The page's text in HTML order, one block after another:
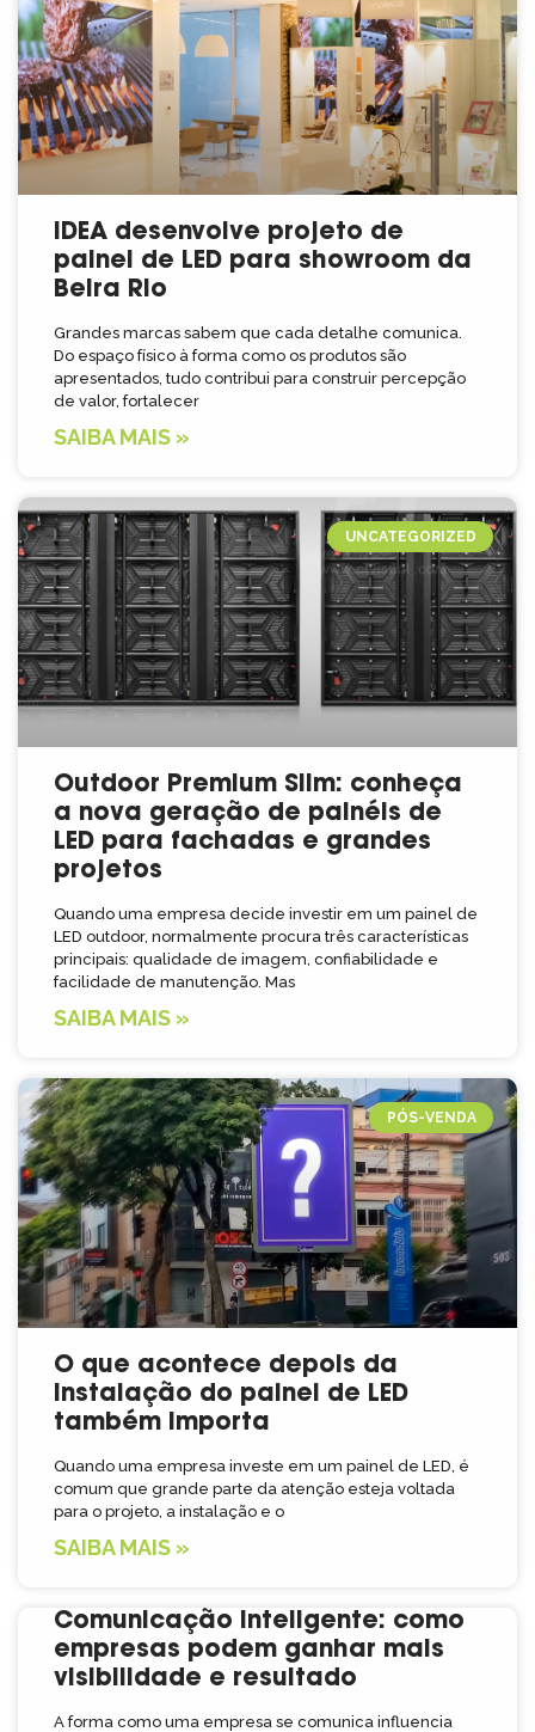
IDEA desenvolve projeto de
painel de LED para showroom da
Beira Rio
Grandes marcas sabem que cada detalhe comunica.
Do espaço físico à forma como os produtos são
apresentados, tudo contribui para construir percepção
de valor, fortalecer
SAIBA MAIS »
UNCATEGORIZED
Outdoor Premium Slim: conheça
a nova geração de painéis de
LED para fachadas e grandes
projetos
Quando uma empresa decide investir em um painel de
LED outdoor, normalmente procura três características
principais: qualidade de imagem, confiabilidade e
facilidade de manutenção. Mas
SAIBA MAIS »
PÓS-VENDA
O que acontece depois da
instalação do painel de LED
também importa
Quando uma empresa investe em um painel de LED, é
comum que grande parte da atenção esteja voltada
para o projeto, a instalação e o
SAIBA MAIS »
Comunicação inteligente: como
empresas podem ganhar mais
visibilidade e resultado
A forma como uma empresa se comunica influencia